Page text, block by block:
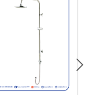
thể khác 2/10 so
và ánh sáng.
chuyển và Khuyến